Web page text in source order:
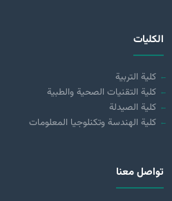
الكليات
كلية التربية
كلية التقنيات الصحية والطبية
كلية الصيدلة
كلية الهندسة وتكنلوجيا المعلومات
تواصل معنا